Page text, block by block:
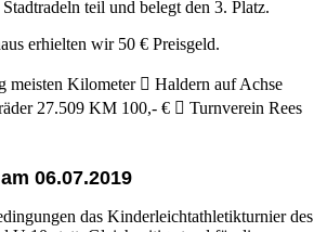
teil und belegt den 3. Platz.
erhielten wir 50 € Preisgeld.
meisten Kilometer  Haldern auf Achse
27.509 KM 100,- €  Turnverein Rees
06.07.2019
das Kinderleichtathletikturnier des